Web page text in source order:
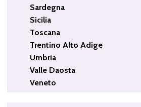
Sardegna
Sicilia
Toscana
Trentino Alto Adige
Umbria
Valle Daosta
Veneto